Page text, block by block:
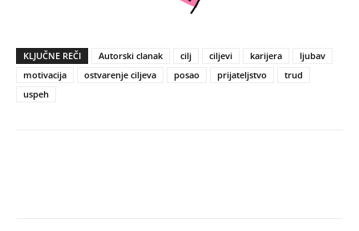
KLJUČNE REČI Autorski clanak cilj ciljevi karijera
ljubav
motivacija
ostvarenje ciljeva posao prijateljstvo
trud
uspeh